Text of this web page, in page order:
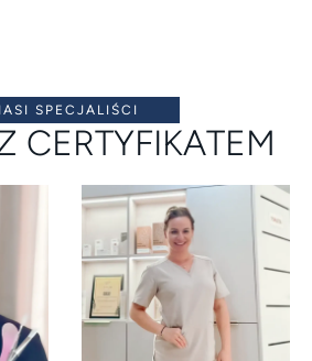
SPECJALIŚCI
CERTYFIKATEM